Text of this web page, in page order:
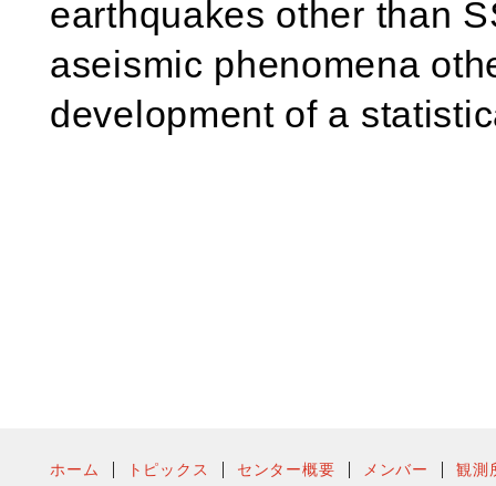
earthquakes other than
aseismic phenomena
development of a
ホーム トピックス センター概要 メンバー 観測